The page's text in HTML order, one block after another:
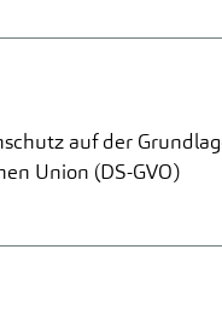
auf der
Union (DS-GVO)